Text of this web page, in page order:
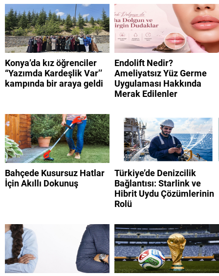
Konya’da kız öğrenciler
“Yazımda Kardeşlik Var’’
kampında bir araya geldi
Endolift Nedir?
Ameliyatsız Yüz Germe
Uygulaması Hakkında
Merak Edilenler
Bahçede Kusursuz Hatlar
İçin Akıllı Dokunuş
Türkiye’de Denizcilik
Bağlantısı: Starlink ve
Hibrit Uydu Çözümlerinin
Rolü